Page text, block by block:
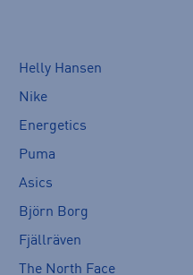
Helly Hansen
Nike
Energetics
Puma
Asics
Björn Borg
Fjällräven
The North Face